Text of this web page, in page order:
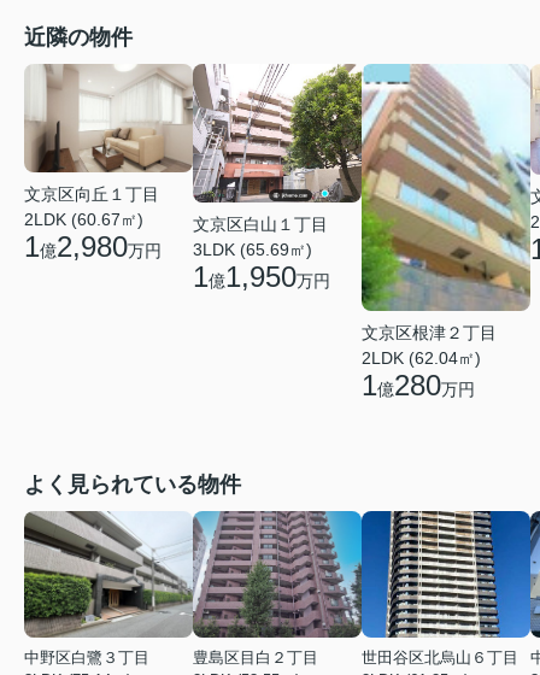
近隣の物件
文京区向丘１丁目
2LDK (60.67㎡)
1億2,980万円
文京区白山１丁目
3LDK (65.69㎡)
1億1,950万円
文京区根津２丁目
2LDK (62.04㎡)
1億280万円
よく見られている物件
中野区白鷺３丁目
豊島区目白２丁目
世田谷区北烏山６丁目